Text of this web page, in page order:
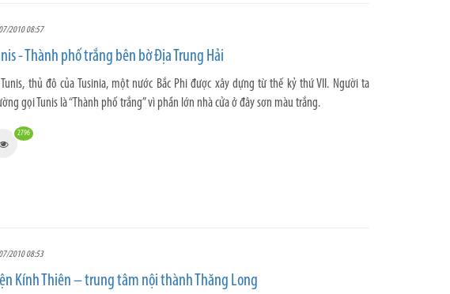
2010 08:57
- Thành phố trắng bên bờ Địa Trung Hải
Tunis, thủ đô của Tusinia, một nước Bắc Phi được xây dựng từ thế kỷ thứ VII. Người ta
gọi Tunis là “Thành phố trắng” vì phần lớn nhà cửa ở đây sơn màu trắng.
2796
2010 08:53
Kính Thiên – trung tâm nội thành Thăng Long